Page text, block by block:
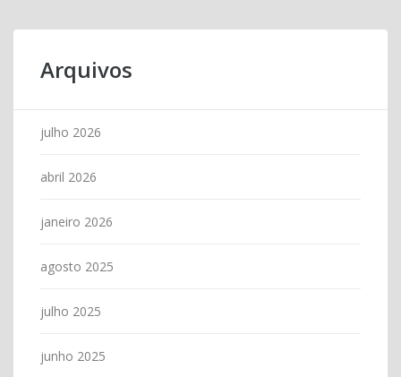
Arquivos
julho 2026
abril 2026
janeiro 2026
agosto 2025
julho 2025
junho 2025